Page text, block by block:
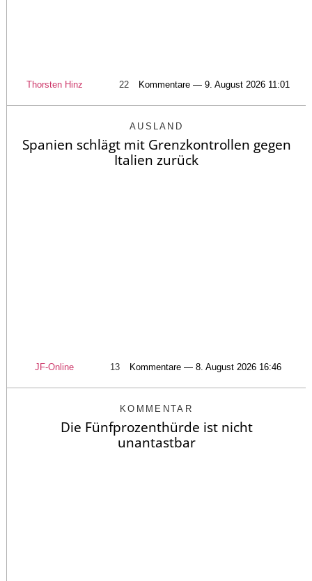
Thorsten Hinz 22 Kommentare — 9. August 2026 11:01
AUSLAND
Spanien schlägt mit Grenzkontrollen gegen
Italien zurück
JF-Online 13 Kommentare — 8. August 2026 16:46
KOMMENTAR
Die Fünfprozenthürde ist nicht
unantastbar